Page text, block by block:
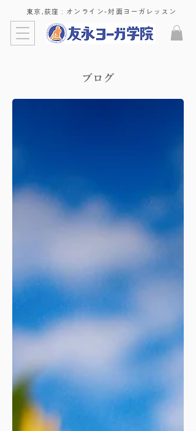
東京,荻窪 : ​オンライン-対面ヨーガレッスン
​ブログ